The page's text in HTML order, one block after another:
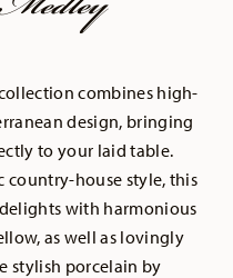
combines high-
design, bringing
to your laid table.
country-house style, this
with harmonious
as well as lovingly
stylish porcelain by